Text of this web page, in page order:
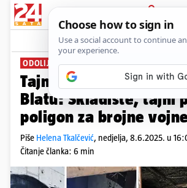
PRIJAVA
News
ODOLIJEVA POŽARU, POTRESIMA... PLUS+
Tajni život nedovršene
Blatu: Skladište, tajni
poligon za brojne
Piše Helena Tkalčević, nedjelja, 8.6.2025. u
Čitanje članka: 6 min